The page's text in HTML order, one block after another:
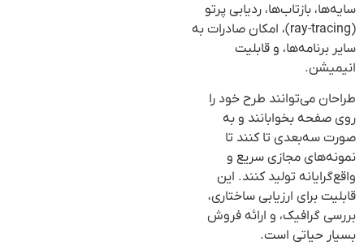
سایه‌ها، بازتاب‌ها، ردیابی پرتو
(ray-tracing)، امکان صادرات به
سایر برنامه‌ها، و قابلیت
انیمیشن.
طراحان می‌توانند طرح خود را
روی صفحه بخوابانند و به
صورت سه‌بعدی تا کنند تا
نمونه‌های مجازی سریع و
واقع‌گرایانه تولید کنند. این
قابلیت برای ارزیابی ساختاری،
بررسی گرافیک، و ارائه فروش
بسیار حیاتی است.